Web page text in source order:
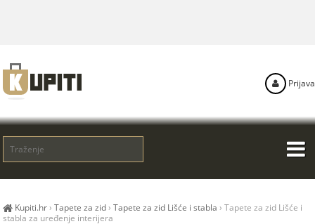
Kupiti.hr›Tapete za zid ›Tapete za zid Lišće i stabla ›Tapete za zid Lišće i
stabla za uređenje interijera
Prijava